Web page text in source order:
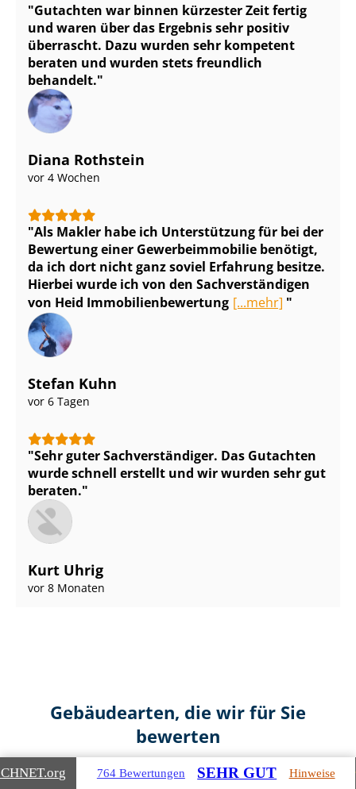
Gutachten war binnen kürzester Zeit fertig
und waren über das Ergebnis sehr positiv
überrascht. Dazu wurden sehr kompetent
beraten und wurden stets freundlich
behandelt.
Diana Rothstein
vor 4 Wochen
Als Makler habe ich Unterstützung für bei der
Bewertung einer Ge­wer­be­im­mo­bi­lie benötigt,
da ich dort nicht ganz soviel Erfahrung besitze.
Hierbei wurde ich von den Sach­ver­stän­di­gen
von Heid Im­mo­bi­li­en­be­wer­tung [...mehr]
Stefan Kuhn
vor 6 Tagen
Sehr guter Sach­ver­stän­di­ger. Das Gutachten
wurde schnell erstellt und wir wurden sehr gut
beraten.
Kurt Uhrig
vor 8 Monaten
Gebäudearten, die wir für Sie
bewerten
.org 764 Bewertungen SEHR GUT Hinweise